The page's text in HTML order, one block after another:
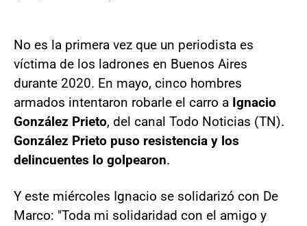
No es la primera vez que un periodista es
víctima de los ladrones en Buenos Aires
durante 2020. En mayo, cinco hombres
armados intentaron robarle el carro a Ignacio
González Prieto, del canal Todo Noticias (TN).
González Prieto puso resistencia y los
delincuentes lo golpearon.
Y este miércoles Ignacio se solidarizó con De
Marco: "Toda mi solidaridad con el amigo y